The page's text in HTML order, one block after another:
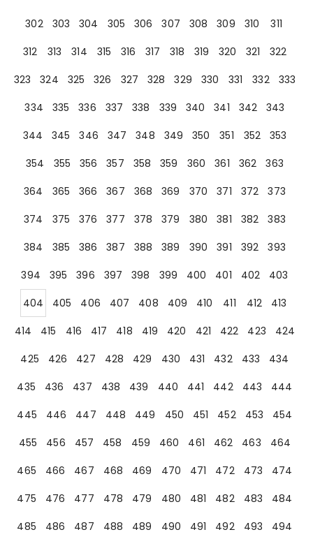
302
303 304 305 306 307 308 309 310
311
312
313 314 315 316 317 318 319 320 321
322
323
324 325 326 327 328 329 330 331 332
333
334
335 336 337 338 339 340 341 342
343
344
345 346 347 348 349 350 351 352
353
354
355 356 357 358 359 360 361 362
363
364
365 366 367 368 369 370 371 372
373
374
375 376 377 378 379 380 381 382
383
384
385 386 387 388 389 390 391 392
393
394
395 396 397 398 399 400 401 402
403
404
405 406 407 408 409 410 411 412
413
414
415 416 417 418 419 420 421 422 423
424
425
426 427 428 429 430 431 432 433
434
435
436 437 438 439 440 441 442 443
444
445
446 447 448 449 450 451 452 453
454
455
456 457 458 459 460 461 462 463
464
465
466 467 468 469 470 471 472 473
474
475
476 477 478 479 480 481 482 483
484
485
486 487 488 489 490 491 492 493
494